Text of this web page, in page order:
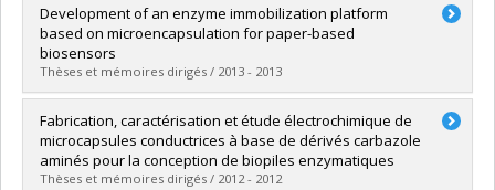
Graduate :Castro Ruiz, Carlos Alberto
Cycle : Master's
Grade :M. Sc.
Lien vers le document dans Papyrus
Development of an enzyme immobilization platform
based on microencapsulation for paper-based
biosensors
Thèses et mémoires dirigés / 2013 - 2013
Graduate : Zhang, Yufen
Cycle :Doctoral
Grade : Ph. D.
Lien vers le document dans Papyrus
Fabrication, caractérisation et étude électrochimique de
microcapsules conductrices à base de dérivés carbazole
aminés pour la conception de biopiles enzymatiques
Thèses et mémoires dirigés / 2012 - 2012